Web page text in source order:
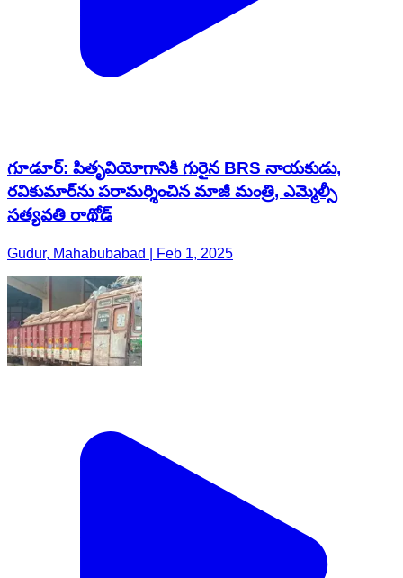
గూడూర్: పితృవియోగానికి గురైన BRS నాయకుడు,
రవికుమార్‌ను పరామర్శించిన మాజీ మంత్రి, ఎమ్మెల్సీ
సత్యవతి రాథోడ్
Gudur, Mahabubabad | Feb 1, 2025